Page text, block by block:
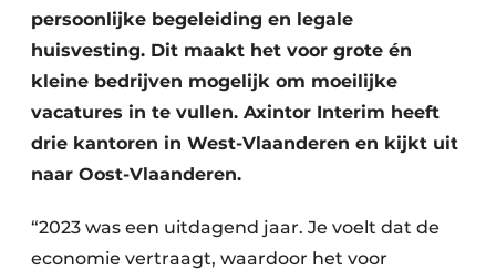
persoonlijke begeleiding en legale
huisvesting. Dit maakt het voor grote én
kleine bedrijven mogelijk om moeilijke
vacatures in te vullen. Axintor Interim heeft
drie kantoren in West-Vlaanderen en kijkt uit
naar Oost-Vlaanderen.
“2023 was een uitdagend jaar. Je voelt dat de
economie vertraagt, waardoor het voor